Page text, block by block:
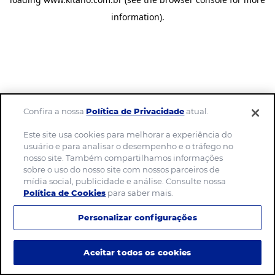
information).
Confira a nossaPolítica de Privacidadeatual.
Este site usa cookies para melhorar a experiência do
usuário e para analisar o desempenho e o tráfego no
nosso site. Também compartilhamos informações
sobre o uso do nosso site com nossos parceiros de
mídia social, publicidade e análise. Consulte nossa
Política de Cookies para saber mais.
Personalizar configurações
Aceitar todos os cookies